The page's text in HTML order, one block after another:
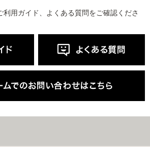
利用ガイド、よくある質問をご確認くださ